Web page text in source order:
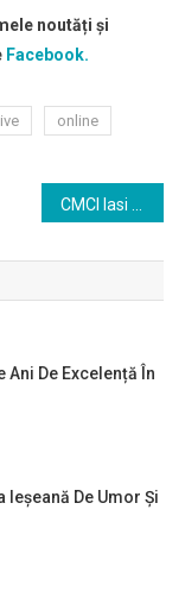
noutăți și
Facebook.
live
online
Ani De Excelență În
Ieșeană De Umor Și